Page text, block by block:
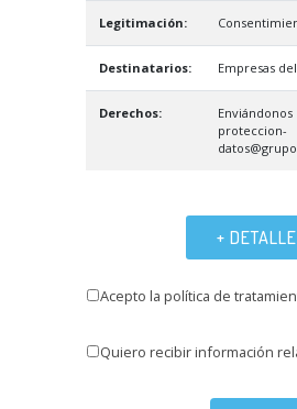
Legitimación:
Destinatarios: Empresas
Derechos:
proteccion-
+
Acepto la política de
Quiero recibir información